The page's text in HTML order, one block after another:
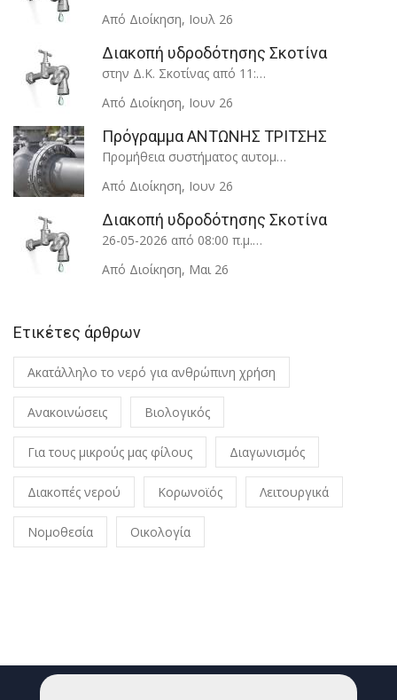
Από Διοίκηση, Ιουλ 26
Διακοπή υδροδότησης Σκοτίνα
στην Δ.Κ. Σκοτίνας από 11:…
Από Διοίκηση, Ιουν 26
Πρόγραμμα ΑΝΤΩΝΗΣ ΤΡΙΤΣΗΣ
Προμήθεια συστήματος αυτομ…
Από Διοίκηση, Ιουν 26
Διακοπή υδροδότησης Σκοτίνα
26-05-2026 από 08:00 π.μ.…
Από Διοίκηση, Μαι 26
Ετικέτες άρθρων
Ακατάλληλο το νερό για ανθρώπινη χρήση
Ανακοινώσεις Βιολογικός
Για τους μικρούς μας φίλους Διαγωνισμός
Διακοπές νερού Κορωνοϊός Λειτουργικά
Νομοθεσία Οικολογία